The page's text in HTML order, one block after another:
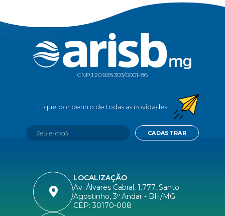
CNPJ:20.928.303/0001-86
LOCALIZAÇÃO
Av. Álvares Cabral, 1.777, Santo
Agostinho, 3º Andar - BH/MG
CEP: 30170-008
CADASTRAR